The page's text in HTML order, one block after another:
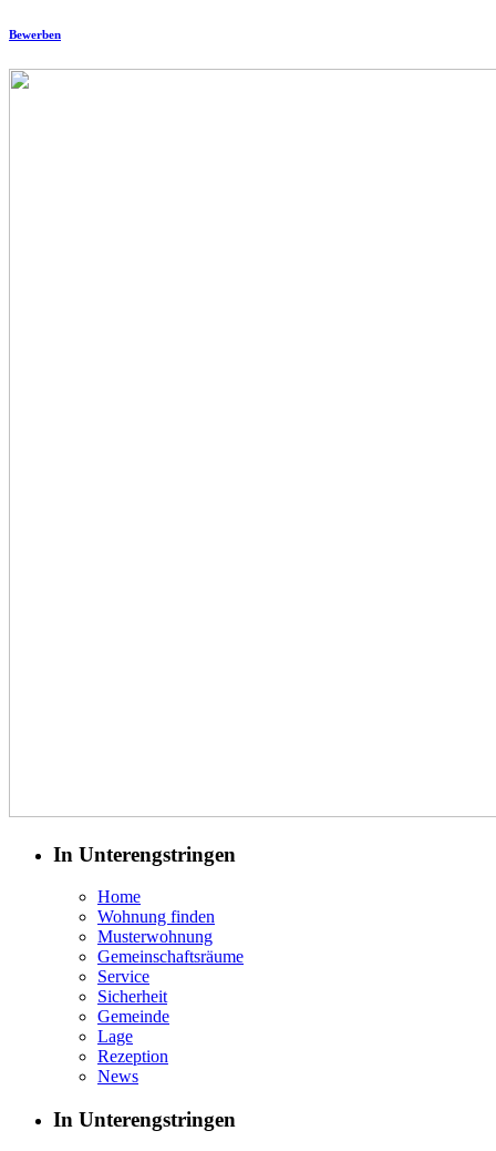
Bewerben
In Unterengstringen
Home
Wohnung finden
Musterwohnung
Gemeinschaftsräume
Service
Sicherheit
Gemeinde
Lage
Rezeption
News
In Unterengstringen